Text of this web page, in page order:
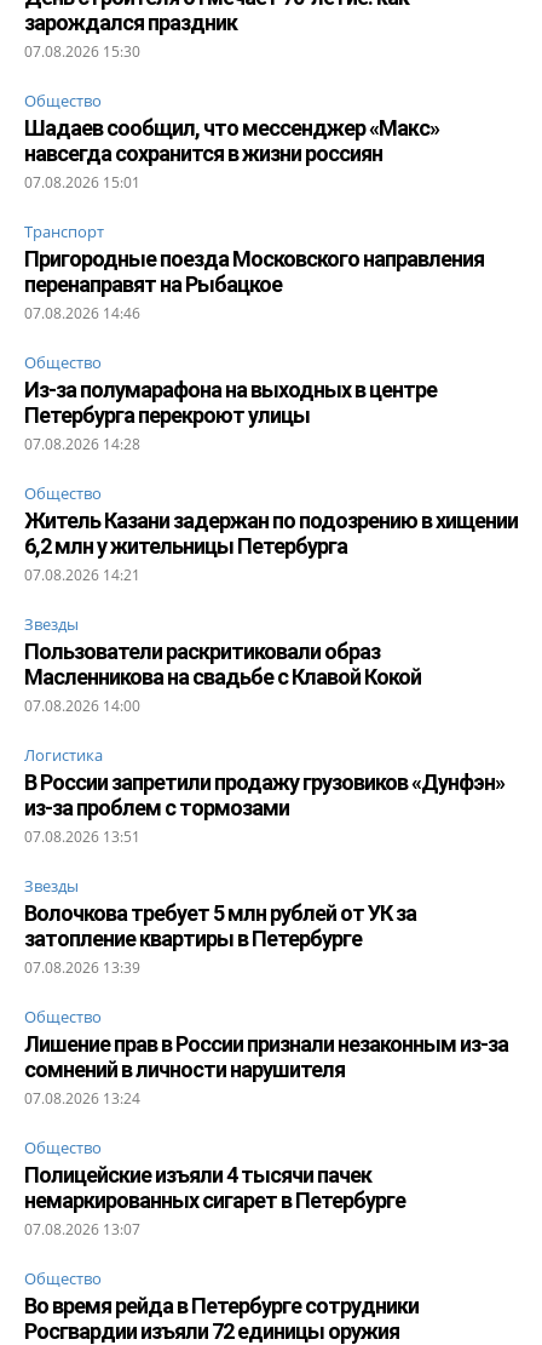
зарождался праздник
07.08.2026 15:30
Общество
Шадаев сообщил, что мессенджер «Макс»
навсегда сохранится в жизни россиян
07.08.2026 15:01
Транспорт
Пригородные поезда Московского направления
перенаправят на Рыбацкое
07.08.2026 14:46
Общество
Из-за полумарафона на выходных в центре
Петербурга перекроют улицы
07.08.2026 14:28
Общество
Житель Казани задержан по подозрению в хищении
6,2 млн у жительницы Петербурга
07.08.2026 14:21
Звезды
Пользователи раскритиковали образ
Масленникова на свадьбе с Клавой Кокой
07.08.2026 14:00
Логистика
В России запретили продажу грузовиков «Дунфэн»
из-за проблем с тормозами
07.08.2026 13:51
Звезды
Волочкова требует 5 млн рублей от УК за
затопление квартиры в Петербурге
07.08.2026 13:39
Общество
Лишение прав в России признали незаконным из-за
сомнений в личности нарушителя
07.08.2026 13:24
Общество
Полицейские изъяли 4 тысячи пачек
немаркированных сигарет в Петербурге
07.08.2026 13:07
Общество
Во время рейда в Петербурге сотрудники
Росгвардии изъяли 72 единицы оружия